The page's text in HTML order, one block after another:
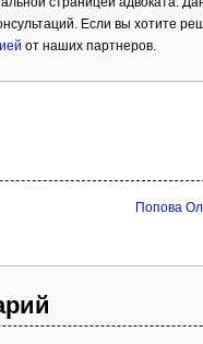
Если вы хотите
от наших партнеров.
Попова